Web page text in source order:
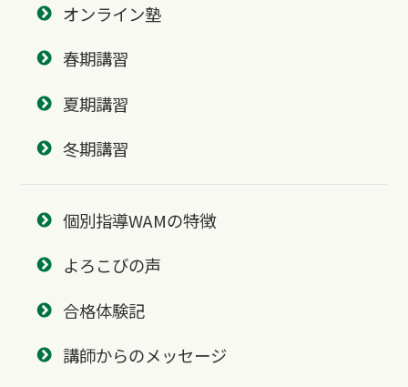
オンライン塾
春期講習
夏期講習
冬期講習
個別指導WAMの特徴
よろこびの声
合格体験記
講師からのメッセージ